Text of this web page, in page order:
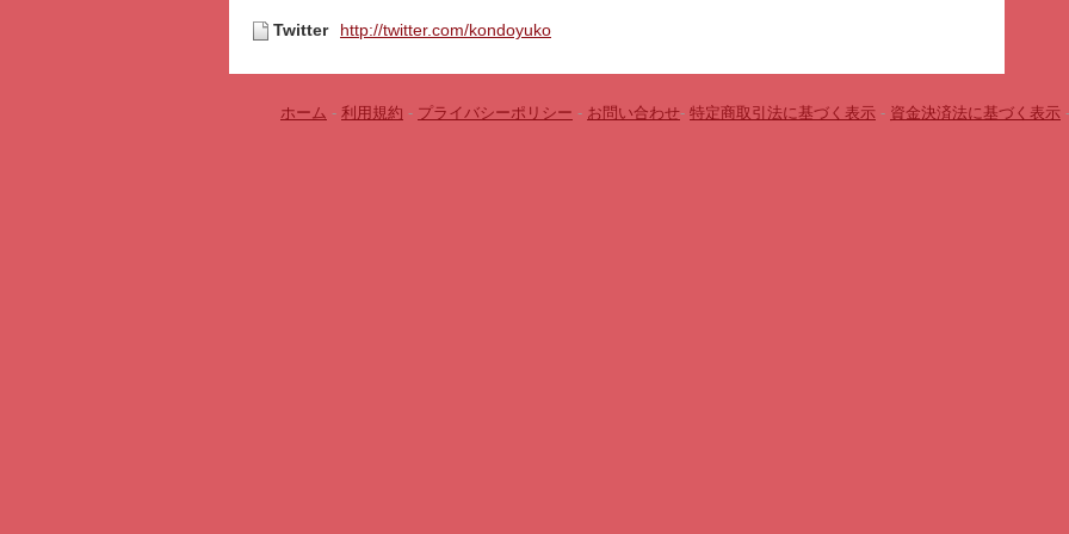
Twitter http://twitter.com/kondoyuko
ホーム - 利用規約 - プライバシーポリシー - お問い合わせ- 特定商取引法に基づく表示 - 資金決済法に基づく表示 -